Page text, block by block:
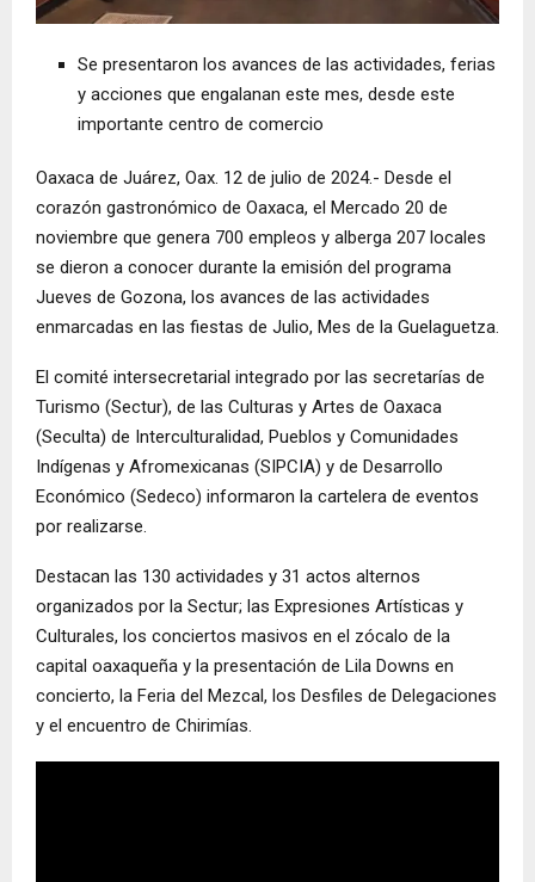
Se presentaron los avances de las actividades, ferias
y acciones que engalanan este mes, desde este
importante centro de comercio
Oaxaca de Juárez, Oax. 12 de julio de 2024.- Desde el
corazón gastronómico de Oaxaca, el Mercado 20 de
noviembre que genera 700 empleos y alberga 207 locales
se dieron a conocer durante la emisión del programa
Jueves de Gozona, los avances de las actividades
enmarcadas en las fiestas de Julio, Mes de la Guelaguetza.
El comité intersecretarial integrado por las secretarías de
Turismo (Sectur), de las Culturas y Artes de Oaxaca
(Seculta) de Interculturalidad, Pueblos y Comunidades
Indígenas y Afromexicanas (SIPCIA) y de Desarrollo
Económico (Sedeco) informaron la cartelera de eventos
por realizarse.
Destacan las 130 actividades y 31 actos alternos
organizados por la Sectur; las Expresiones Artísticas y
Culturales, los conciertos masivos en el zócalo de la
capital oaxaqueña y la presentación de Lila Downs en
concierto, la Feria del Mezcal, los Desfiles de Delegaciones
y el encuentro de Chirimías.